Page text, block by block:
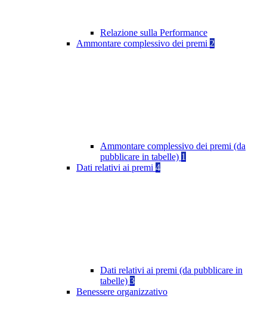
Relazione sulla Performance
Ammontare complessivo dei premi 2
Ammontare complessivo dei premi (da
pubblicare in tabelle) 1
Dati relativi ai premi 4
Dati relativi ai premi (da pubblicare in
tabelle) 3
Benessere organizzativo